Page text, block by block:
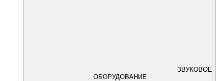
ЗВУКОВОЕ
ОБОРУДОВАНИЕ